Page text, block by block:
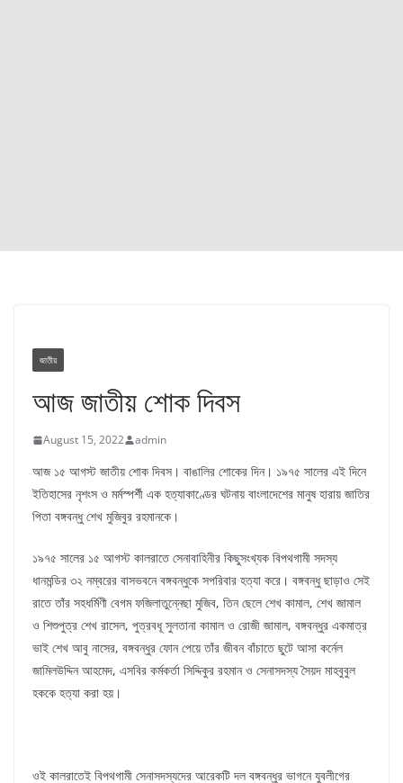
জাতীয়
আজ জাতীয় শোক দিবস
August 15, 2022 admin
আজ ১৫ আগস্ট জাতীয় শোক দিবস। বাঙালির শোকের দিন। ১৯৭৫ সালের এই দিনে
ইতিহাসের নৃশংস ও মর্মস্পর্শী এক হত্যাকাণ্ডের ঘটনায় বাংলাদেশের মানুষ হারায় জাতির
পিতা বঙ্গবন্ধু শেখ মুজিবুর রহমানকে।
১৯৭৫ সালের ১৫ আগস্ট কালরাতে সেনাবাহিনীর কিছুসংখ্যক বিপথগামী সদস্য
ধানমন্ডির ৩২ নম্বরের বাসভবনে বঙ্গবন্ধুকে সপরিবার হত্যা করে। বঙ্গবন্ধু ছাড়াও সেই
রাতে তাঁর সহধর্মিণী বেগম ফজিলাতুন্নেছা মুজিব, তিন ছেলে শেখ কামাল, শেখ জামাল
ও শিশুপুত্র শেখ রাসেল, পুত্রবধূ সুলতানা কামাল ও রোজী জামাল, বঙ্গবন্ধুর একমাত্র
ভাই শেখ আবু নাসের, বঙ্গবন্ধুর ফোন পেয়ে তাঁর জীবন বাঁচাতে ছুটে আসা কর্নেল
জামিলউদ্দিন আহমেদ, এসবির কর্মকর্তা সিদ্দিকুর রহমান ও সেনাসদস্য সৈয়দ মাহবুবুল
হককে হত্যা করা হয়।
ওই কালরাতেই বিপথগামী সেনাসদস্যদের আরেকটি দল বঙ্গবন্ধুর ভাগনে যুবলীগের